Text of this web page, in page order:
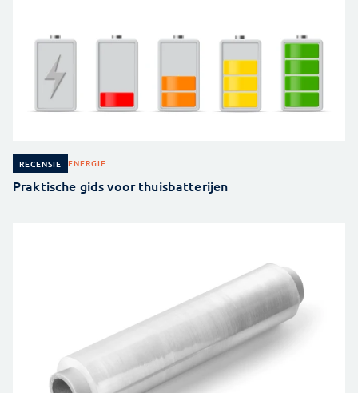
RECENSIE ENERGIE
Praktische gids voor thuisbatterijen